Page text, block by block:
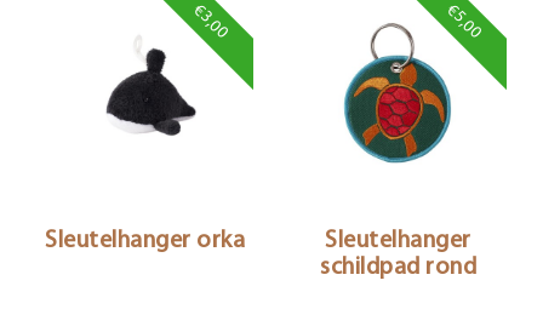
€3,00
Sleutelhanger orka
€5,00
Sleutelhanger
schildpad rond